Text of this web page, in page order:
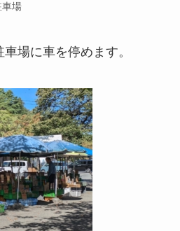
車場
場に車を停めます。